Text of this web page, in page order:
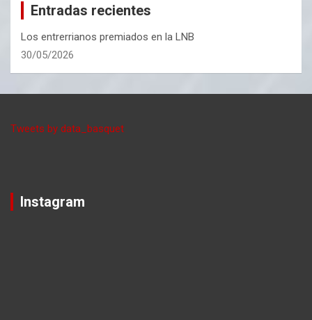
Entradas recientes
Los entrerrianos premiados en la LNB
30/05/2026
Tweets by data_basquet
Instagram